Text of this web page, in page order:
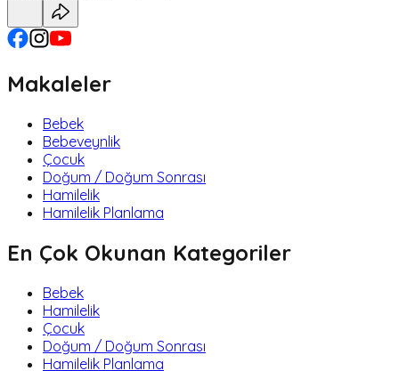
Makaleler
Bebek
Bebeveynlik
Çocuk
Doğum / Doğum Sonrası
Hamilelik
Hamilelik Planlama
En Çok Okunan Kategoriler
Bebek
Hamilelik
Çocuk
Doğum / Doğum Sonrası
Hamilelik Planlama